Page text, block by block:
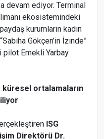
devam ediyor. Terminal
ekosistemindeki
kurumların kadın
Gökçen’in İzinde”
Emekli Yarbay
küresel ortalamaların
ISG
Direktörü Dr.